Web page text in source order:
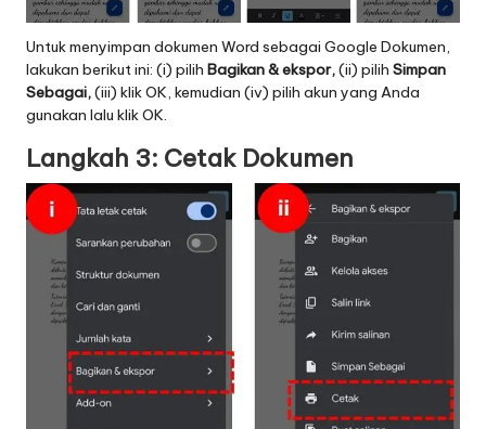
Untuk menyimpan dokumen Word sebagai Google Dokumen,
lakukan berikut ini: (i) pilih Bagikan & ekspor,(ii) pilih Simpan
Sebagai,(iii) klik OK, kemudian (iv) pilih akun yang Anda
gunakan lalu klik OK.
Langkah 3: Cetak Dokumen